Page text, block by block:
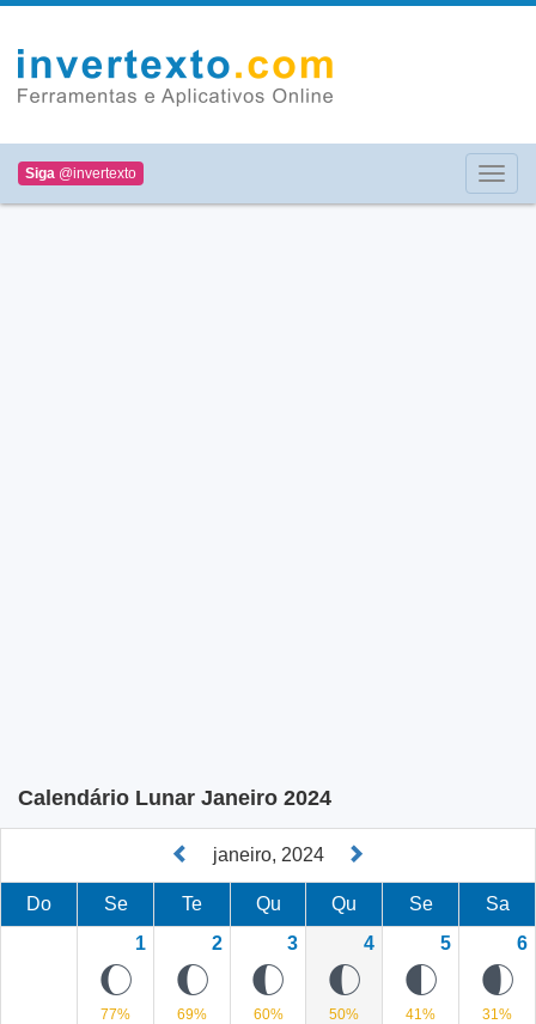
Siga @invertexto
Calendário Lunar Janeiro 2024
janeiro, 2024
Do Se Te Qu Qu Se
Sa
1
J
77%
2
I
69%
3
H
60%
4
H
50%
5
G
41%
6
F
31%